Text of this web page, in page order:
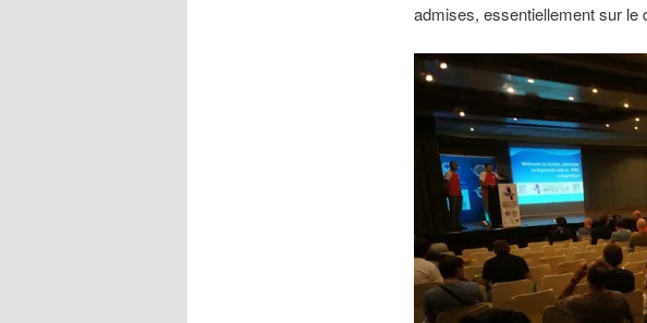
admises, essentiellement sur le